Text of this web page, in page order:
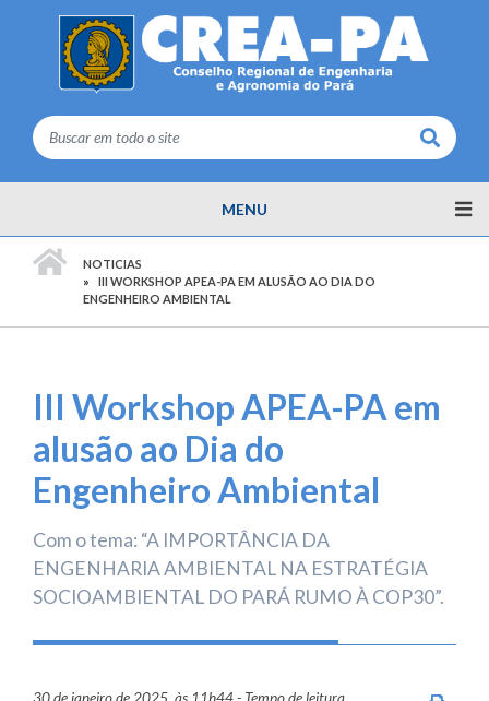
Buscar
MENU
NOTICIAS
III WORKSHOP APEA-PA EM ALUSÃO AO DIA DO
ENGENHEIRO AMBIENTAL
III Workshop APEA-PA em
alusão ao Dia do
Engenheiro Ambiental
Com o tema: “A IMPORTÂNCIA DA
ENGENHARIA AMBIENTAL NA ESTRATÉGIA
SOCIOAMBIENTAL DO PARÁ RUMO À COP30”.